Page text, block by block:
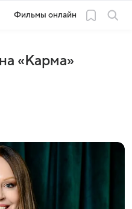
Фильмы онлайн
«Карма»